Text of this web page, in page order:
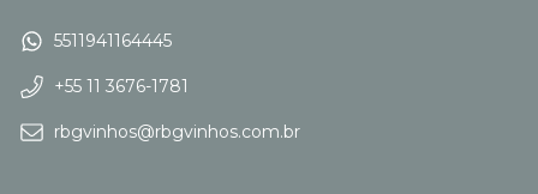
5511941164445
+55 11 3676-1781
rbgvinhos@rbgvinhos.com.br